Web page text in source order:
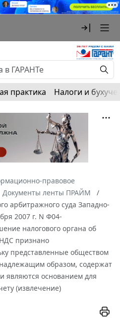
практика Налоги и
правовое
Документы ленты ПРАЙМ
арбитражного суда Западно-
2007 г. N Ф04-
налогового органа об
признано
представленные обществом
образом, содержат
являются основанием для
(извлечение)